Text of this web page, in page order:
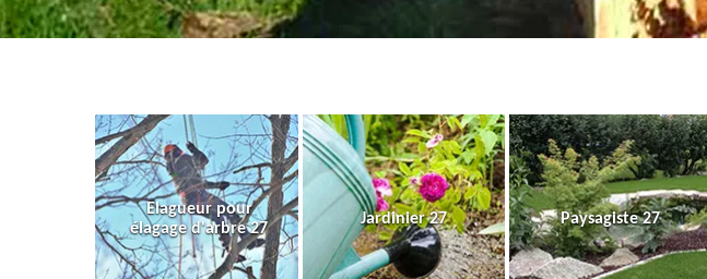
Elagueur pour
élagage d'arbre 27
Jardinier 27 Paysagiste 27